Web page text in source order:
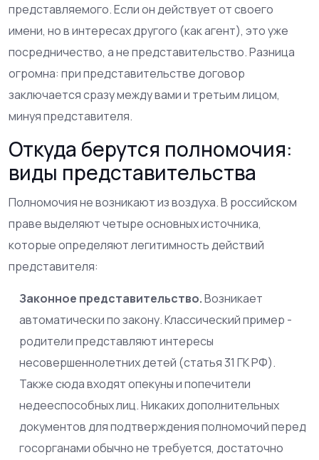
представляемого. Если он действует от своего
имени, но в интересах другого (как агент), это уже
посредничество, а не представительство. Разница
огромна: при представительстве договор
заключается сразу между вами и третьим лицом,
минуя представителя.
Откуда берутся полномочия:
виды представительства
Полномочия не возникают из воздуха. В российском
праве выделяют четыре основных источника,
которые определяют легитимность действий
представителя:
Законное представительство.Возникает
автоматически по закону. Классический пример -
родители представляют интересы
несовершеннолетних детей (статья 31 ГК РФ).
Также сюда входят опекуны и попечители
недееспособных лиц. Никаких дополнительных
документов для подтверждения полномочий перед
госорганами обычно не требуется, достаточно